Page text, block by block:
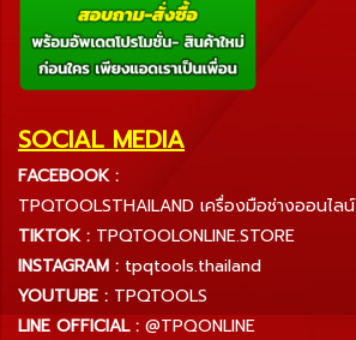
SOCIAL MEDIA
FACEBOOK :
TPQTOOLSTHAILAND เครื่องมือช่างออนไลน์
TIKTOK : TPQTOOLONLINE.STORE
INSTAGRAM : tpqtools.thailand
YOUTUBE : TPQTOOLS
LINE OFFICIAL : @TPQONLINE